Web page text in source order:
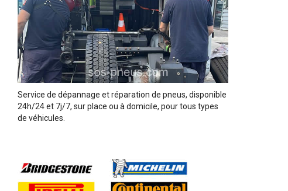
Service de dépannage et réparation de pneus, disponible
24h/24 et 7j/7, sur place ou à domicile, pour tous types
de véhicules.